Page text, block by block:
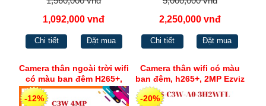
1,092,000 vnđ
Chi tiết Đặt mua
2,250,000 vnđ
Chi tiết Đặt mua
Camera thân ngoài trời wifi
có màu ban đêm H265+,
4MP Ezviz C3W
-12%
Camera thân wifi có màu
ban đêm, h265+, 2MP Ezviz
CS-C3W-A0-3H2WFL
-20%